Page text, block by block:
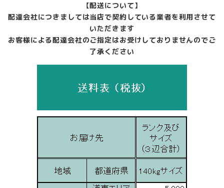
【配送について】
配達会社につきましては当店で契約している業者を利用させて
いただきます
お客様による配達会社のご指定はお受けしておりませんのでご
了承ください